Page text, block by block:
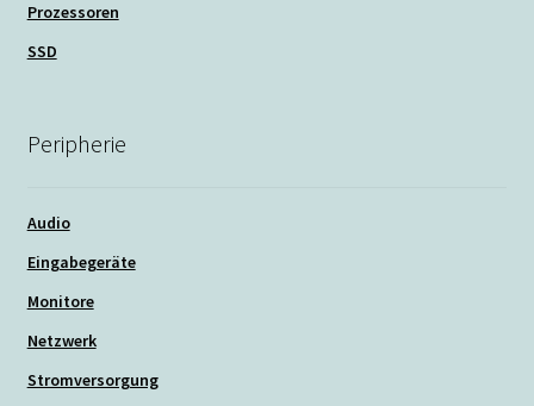
Prozessoren
SSD
Peripherie
Audio
Eingabegeräte
Monitore
Netzwerk
Stromversorgung